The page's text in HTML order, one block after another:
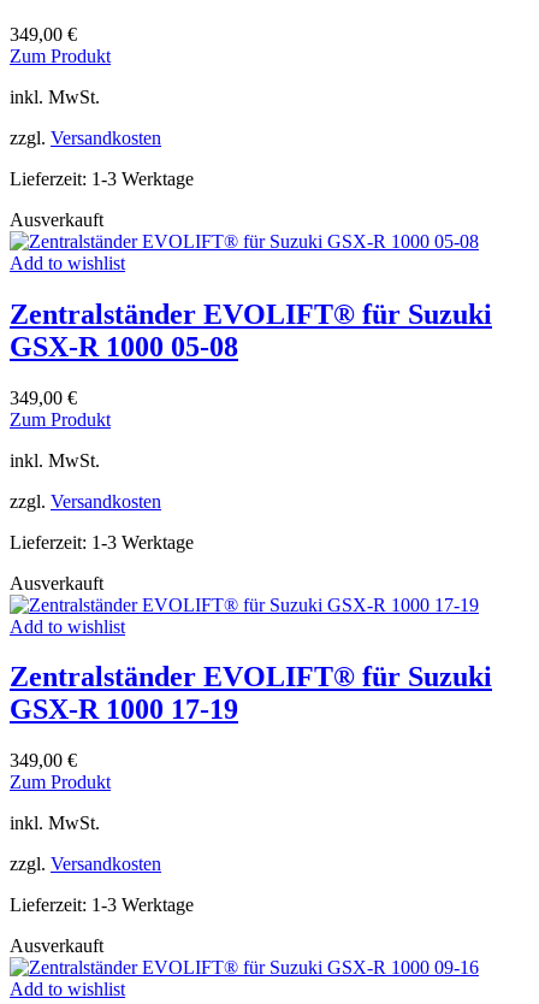
349,00 €
Zum ProduktDieses
Varianten
Die
auf
der
gewählt
werden
inkl. MwSt.
zzgl. Versandkosten
Lieferzeit: 1-3 Werktage
Ausverkauft
Add to wishlist
Zentralständer EVOLIFT® für Suzuki
GSX-R 1000 05-08
349,00 €
Zum ProduktDieses
Varianten
Die
auf
der
gewählt
werden
inkl. MwSt.
zzgl. Versandkosten
Lieferzeit: 1-3 Werktage
Ausverkauft
Add to wishlist
Zentralständer EVOLIFT® für Suzuki
GSX-R 1000 17-19
349,00 €
Zum ProduktDieses
Varianten
Die
auf
der
inkl. MwSt.
zzgl. Versandkosten
Lieferzeit: 1-3 Werktage
Ausverkauft
Add to wishlist